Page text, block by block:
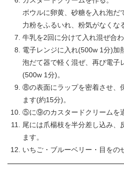
ボウルに卵黄、砂糖を入れ泡だ
力粉をふるいれ、粉気がなくな
牛乳を2回に分けて入れ混ぜ合わ
電子レンジに入れ(500w 1分)加
泡だて器で軽く混ぜ、再び電子
(500w 1分)。
⑧の表面にラップを密着させ、
ます(約15分)。
⑤に⑨のカスタードクリームを
尾には爪楊枝を半分差し込み、
ます。
いちご・ブルーベリー・目をの